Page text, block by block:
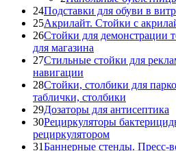
24Подставки для обуви в
25Акрилайт. Стойки с
26Стойки для демонстрации
для магазина
27Стильные стойки для
навигации
28Стойки, столбики для
таблички, столбики
29Дозаторы для антисептика
30Рециркуляторы
рециркулятором
31Баннерные стенды. Пресс-